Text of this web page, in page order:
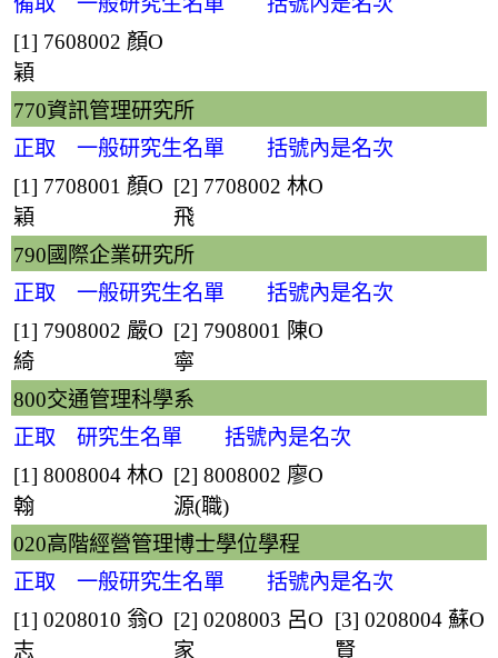
[1] 7608002 顏O
穎
770資訊管理研究所
正取 一般研究生名單 括號內是名次
[1] 7708001 顏O
穎
[2] 7708002 林O
飛
790國際企業研究所
正取 一般研究生名單 括號內是名次
[1] 7908002 嚴O
綺
[2] 7908001 陳O
寧
800交通管理科學系
正取 研究生名單 括號內是名次
[1] 8008004 林O
翰
[2] 8008002 廖O
源(職)
020高階經營管理博士學位學程
正取 一般研究生名單 括號內是名次
[1] 0208010 翁O
志
[2] 0208003 呂O
家
[3] 0208004 蘇O
賢